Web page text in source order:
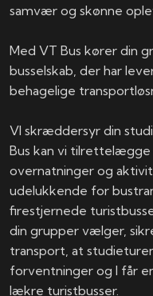
samvær og skønne
Med VT Bus kører din
busselskab, der har
behagelige
VI skræddersyr din
Bus kan vi
overnatninger og
udelukkende for
firestjernede
din grupper vælger,
transport, at
forventninger og I får
lækre turistbusser.